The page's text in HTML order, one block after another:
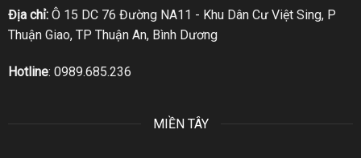
Địa chỉ:Ô 15 DC 76 Đường NA11 - Khu Dân Cư Việt Sing, P
Thuận Giao, TP Thuận An, Bình Dương
Hotline: 0989.685.236
MIỀN TÂY